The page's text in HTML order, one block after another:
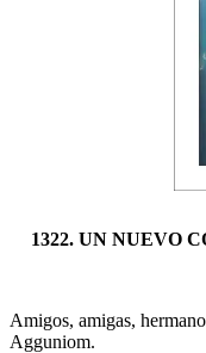
1322. UN NUEVO
Amigos, amigas,
Agguniom.